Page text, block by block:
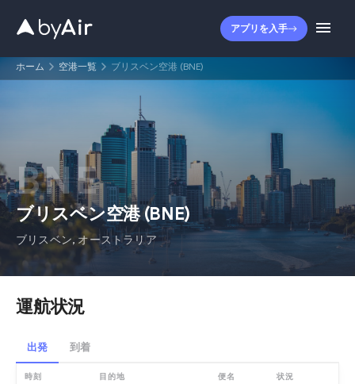
アプリを入手
ホーム 空港一覧 ブリスベン空港 (BNE)
BNE
ブリスベン空港(BNE)
ブリスベン, オーストラリア
運航状況
出発 到着
時刻 目的地 便名 状況